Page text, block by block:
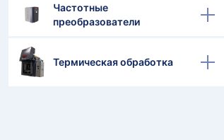
Частотные
преобразователи
Термическая обработка